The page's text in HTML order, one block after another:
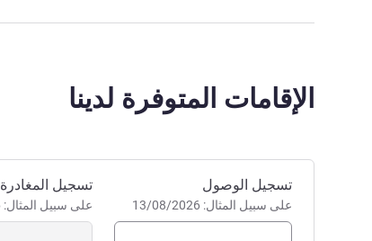
الإقامات المتوفرة لدينا
احجز في هذا الفندق
تسجيل الوصول
على سبيل المثال: 13/08/2026
تسجيل المغادرة
على سبيل المثال: 13/08/2026